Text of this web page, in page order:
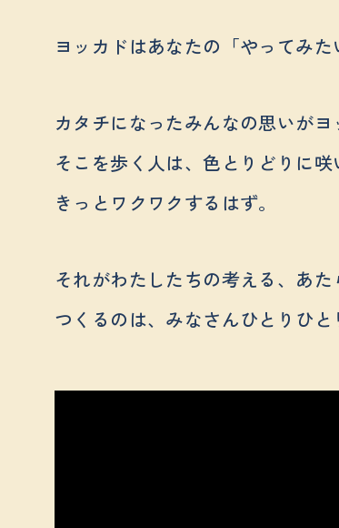
ヨッカドはあなたの「やってみた
カタチになったみんなの思いが
そこを歩く人は、色とりどりに咲
きっとワクワクするはず。
それがわたしたちの考える、あた
つくるのは、みなさんひとりひと